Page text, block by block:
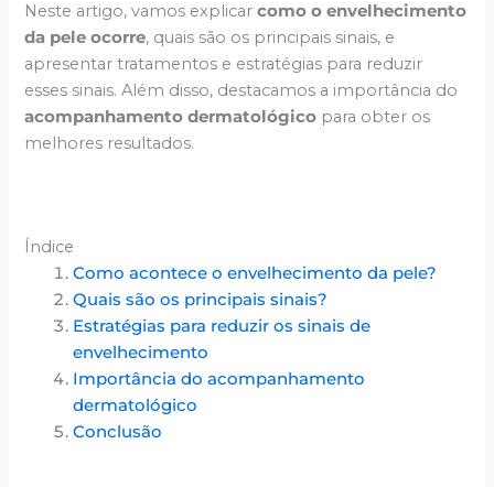
Neste artigo, vamos explicarcomo o envelhecimento
da pele ocorre, quais são os principais sinais, e
apresentar tratamentos e estratégias para reduzir
esses sinais. Além disso, destacamos a importância do
acompanhamento dermatológico para obter os
melhores resultados.
Índice
Como acontece o envelhecimento da pele?
Quais são os principais sinais?
Estratégias para reduzir os sinais de
envelhecimento
Importância do acompanhamento
dermatológico
Conclusão